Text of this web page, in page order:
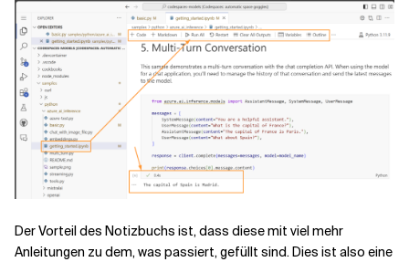
Der Vorteil des Notizbuchs ist, dass diese mit viel mehr
Anleitungen zu dem, was passiert, gefüllt sind. Dies ist also eine